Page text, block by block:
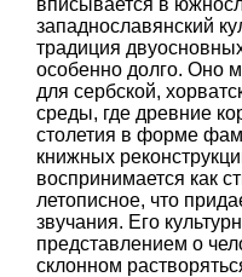
вписывается в
западнославянский
традиция
особенно долго. Оно
для сербской,
среды, где древние
столетия в форме
книжных
воспринимается как
летописное, что
звучания. Его
представлением о
склонном